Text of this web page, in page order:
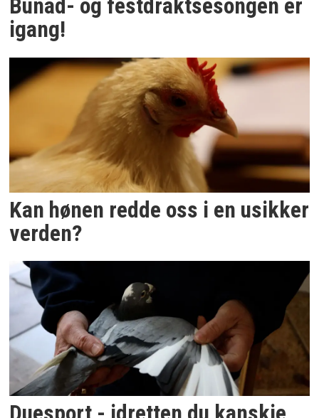
Bunad- og festdraktsesongen er
igang!
Kan hønen redde oss i en usikker
verden?